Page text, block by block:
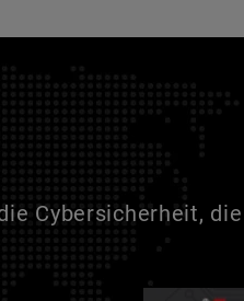
Cybersicherheit,